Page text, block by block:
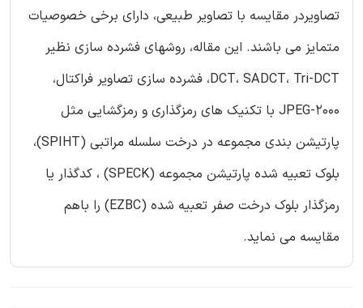
تصاویردر مقایسه با تصاویر طبیعی، دارای برخی خصوصیات
متمایز می باشند. این مقاله، روشهای فشرده سازی نظیر
DCT، SADCT، Tri-DCT، فشرده سازی تصاویر فراکتال،
JPEG-2000 با تکنیک های رمزگذاری و رمزگشایی مثل
پارتیشن بندی مجموعه در درخت سلسله مراتبی (SPIHT)،
بلوک تعبیه شده پارتیشن مجموعه (SPECK) ، کدگذار یا
رمزگذار بلوک درخت صفر تعبیه شده (EZBC) را باهم
مقایسه می نماید.